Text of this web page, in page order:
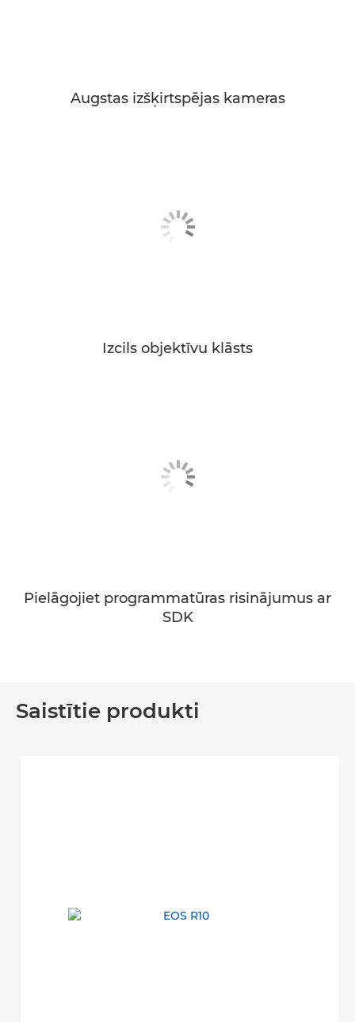
Augstas izšķirtspējas kameras
Izcils objektīvu klāsts
Pielāgojiet programmatūras risinājumus ar
SDK
Saistītie produkti